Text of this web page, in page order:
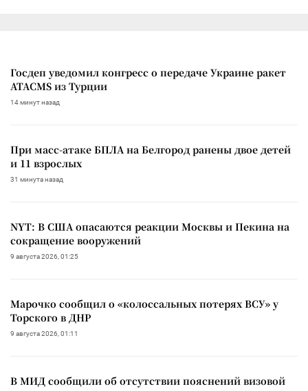
Госдеп уведомил конгресс о передаче Украине ракет
ATACMS из Турции
14 минут назад
При масс-атаке БПЛА на Белгород ранены двое детей
и 11 взрослых
31 минута назад
NYT: В США опасаются реакции Москвы и Пекина на
сокращение вооружений
9 августа 2026, 01:25
Марочко сообщил о «колоссальных потерях ВСУ» у
Торского в ДНР
9 августа 2026, 01:11
В МИД сообщили об отсутствии пояснений визовой